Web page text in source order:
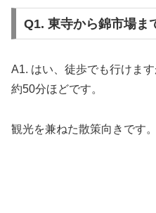
Q1. 東寺から錦市場ま
A1. はい、徒歩でも行けま
約50分ほどです。
観光を兼ねた散策向きです。